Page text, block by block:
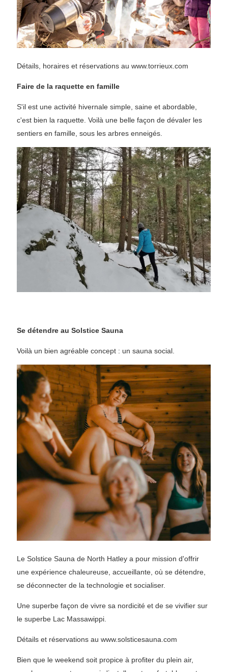
Détails, horaires et réservations au www.torrieux.com
Faire de la raquette en famille
S'il est une activité hivernale simple, saine et abordable,
c'est bien la raquette. Voilà une belle façon de dévaler les
sentiers en famille, sous les arbres enneigés.
Se détendre au Solstice Sauna
Voilà un bien agréable concept : un sauna social.
Le Solstice Sauna de North Hatley a pour mission d'offrir
une expérience chaleureuse, accueillante, où se détendre,
se déconnecter de la technologie et socialiser.
Une superbe façon de vivre sa nordicité et de se vivifier sur
le superbe Lac Massawippi.
Détails et réservations au www.solsticesauna.com
Bien que le weekend soit propice à profiter du plein air,